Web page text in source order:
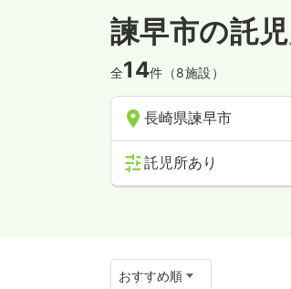
諫早市の託
全14件（8施設）
長崎県諫早市
託児所あり